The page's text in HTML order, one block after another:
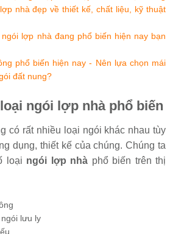
nhà đẹp về thiết kế, chất liệu, kỹ thuật
lợp nhà đang phổ biến hiện nay bạn
phổ biến hiện nay - Nên lựa chọn mái
đất nung?
ngói lợp nhà phổ biến
có rất nhiều loại ngói khác nhau tùy
dụng, thiết kế của chúng. Chúng ta
loại ngói lợp nhà phổ biến trên thị
ngói lưu ly